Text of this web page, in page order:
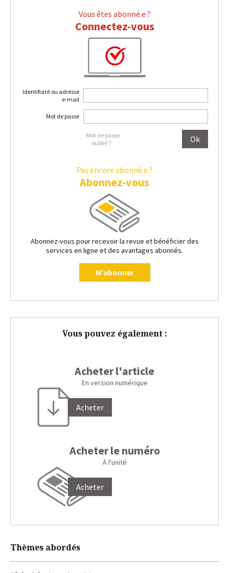
Vous êtes abonné.e ?
Connectez-vous
Identifiant ou adresse
e-mail
Mot de passe
Mot de passe
oublié ?
Pas encore abonné.e ?
Abonnez-vous
Abonnez-vous pour recevoir la revue et bénéficier des
services en ligne et des avantages abonnés.
M'abonner
Vous pouvez également :
Acheter l'article
En version numérique
Acheter
Acheter le numéro
À l'unité
Acheter
Thèmes abordés